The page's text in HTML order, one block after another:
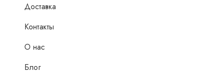
Доставка
Контакты
О нас
Блог